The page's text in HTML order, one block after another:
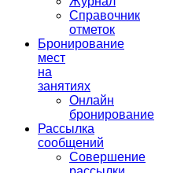
Справочник
отметок
Бронирование
мест
на
занятиях
Онлайн
бронирование
Рассылка
сообщений
Совершение